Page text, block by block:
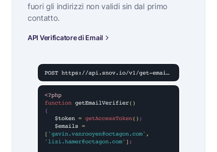
fuori gli indirizzi non validi sin dal primo
contatto.
API Verificatore di Email